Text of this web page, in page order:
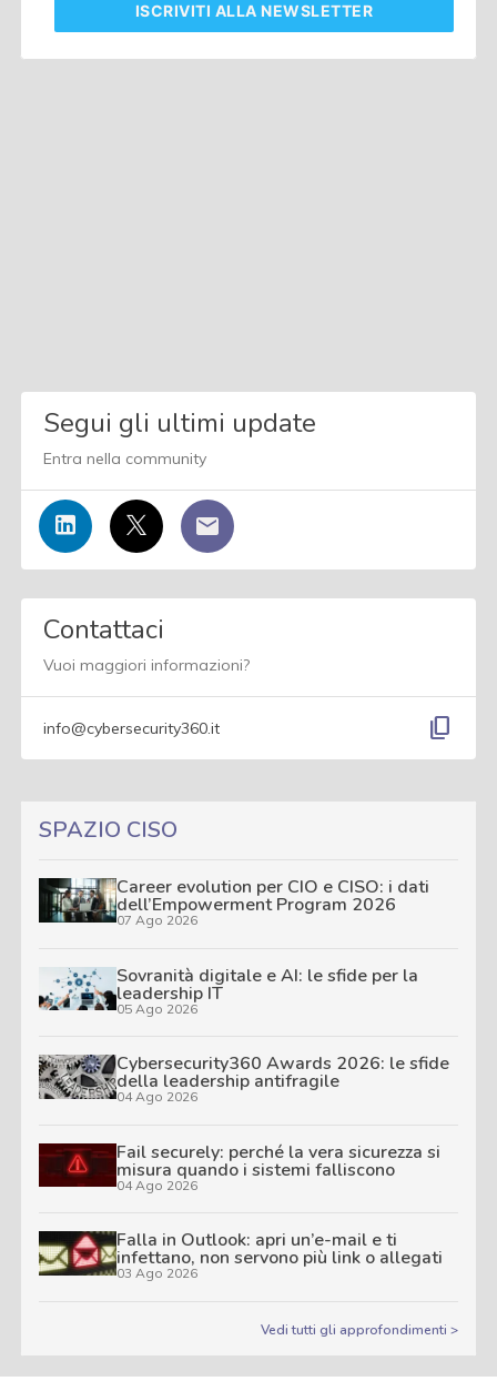
ISCRIVITI ALLA NEWSLETTER
Segui gli ultimi update
Entra nella community
Contattaci
Vuoi maggiori informazioni?
info@cybersecurity360.it content_copy
SPAZIO CISO
Career evolution per CIO e CISO: i dati
dell’Empowerment Program 2026
07 Ago 2026
Sovranità digitale e AI: le sfide per la
leadership IT
05 Ago 2026
Cybersecurity360 Awards 2026: le sfide
della leadership antifragile
04 Ago 2026
Fail securely: perché la vera sicurezza si
misura quando i sistemi falliscono
04 Ago 2026
Falla in Outlook: apri un’e-mail e ti
infettano, non servono più link o allegati
03 Ago 2026
Vedi tutti gli approfondimenti >